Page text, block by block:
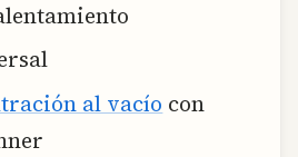
al vacío con